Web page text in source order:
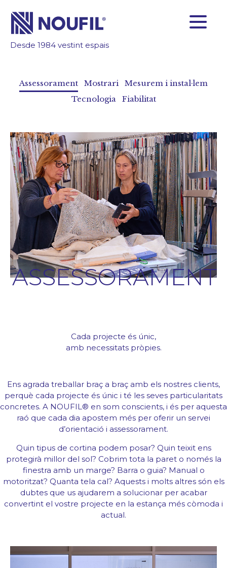
Desde 1984 vestint espais
Assessorament Mostrari
Mesurem i instal·lem
Tecnologia
Fiabilitat
SOM FABRICANTS
TECNOLOGIA
Empresa
Serveis
Productes
Blog/News
Contacte
ASSESSORAMENT
Cada projecte és únic,
amb necessitats pròpies.
Ens agrada treballar braç a braç amb els nostres clients,
perquè cada projecte és únic i té les seves particularitats
concretes. A NOUFIL® en som conscients, i és per aquesta
raó que cada dia apostem més per oferir un servei
d’orientació i assessorament.
Quin tipus de cortina podem posar? Quin teixit ens
protegirà millor del sol? Cobrim tota la paret o només la
finestra amb un marge? Barra o guia? Manual o
motoritzat? Quanta tela cal? Aquests i molts altres són els
dubtes que us ajudarem a solucionar per acabar
convertint el vostre projecte en la estança més còmoda i
actual.